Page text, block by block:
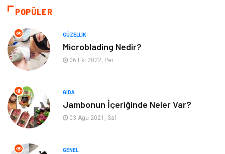
Sağlıklı Yaşam
Yeme İçme
Organizasyon
Moda
Emlak Spor
POPÜLER
GÜZELLIK
Microblading Nedir?
06 Eki 2022, Per
GIDA
Jambonun İçeriğinde Neler Var?
03 Ağu 2021, Sal
GENEL